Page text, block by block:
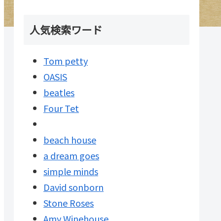
人気検索ワード
Tom petty
OASIS
beatles
Four Tet
beach house
a dream goes
simple minds
David sonborn
Stone Roses